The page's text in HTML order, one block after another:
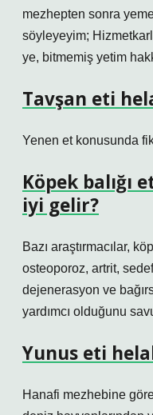
mezhepten sonra
söyleyeyim;
ye, bitmemiş yetim
Tavşan eti
Yenen et konusunda
Köpek balığı
iyi gelir?
Bazı araştırmacılar,
osteoporoz, artrit,
dejenerasyon ve
yardımcı olduğunu
Yunus eti
Hanafi mezhebine